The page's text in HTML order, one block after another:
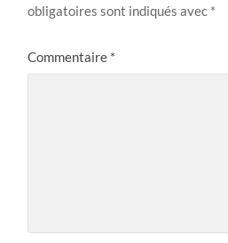
obligatoires sont indiqués avec *
Commentaire *